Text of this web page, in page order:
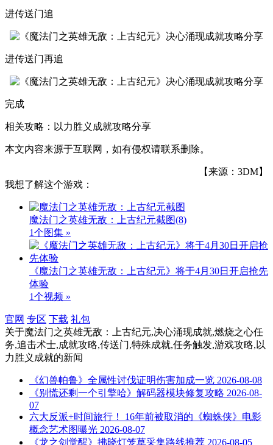
进传送门追
进传送门再追
完成
相关攻略：以力胜义成就攻略分享
本文内容来源于互联网，如有侵权请联系删除。
【来源：3DM】
我想了解这个游戏：
魔法门之英雄无敌：上古纪元截图(8)
1个图集 »
《魔法门之英雄无敌：上古纪元》将于4月30日开启抢先
体验
1个视频 »
官网 专区 下载 礼包
关于魔法门之英雄无敌：上古纪元,决心涌现成就,燃烧之心任
务,追击术士,成就攻略,传送门,特殊成就,任务触发,游戏攻略,以
力胜义成就的新闻
《幻兽帕鲁》全属性讨伐证明伤害加成一览 2026-08-08
《别慌还剩一个引擎哈》解码器模块修复攻略 2026-08-
07
六大反派+时间旅行！ 16年前被取消的《蜘蛛侠》电影
概念艺术图曝光 2026-08-07
《龙之剑觉醒》拂晓灯笼草采集路线推荐 2026-08-05